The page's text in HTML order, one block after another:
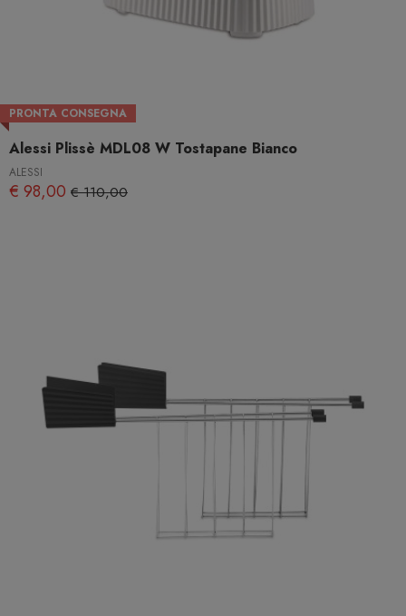
PRONTA CONSEGNA
Alessi Plissè MDL08 W Tostapane Bianco
ALESSI
€ 98,00 € 110,00